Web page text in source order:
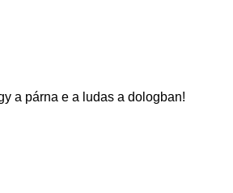
a párna e a ludas a dologban!